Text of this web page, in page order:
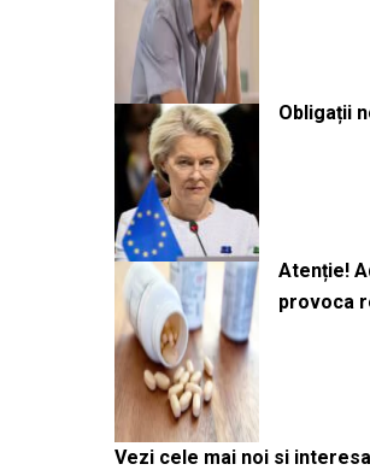
Obligații
Atenție!
provoca
Vezi cele mai noi si